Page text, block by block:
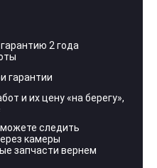
2 года
гарантии
и их цену «на берегу»,
следить
камеры
запчасти вернем